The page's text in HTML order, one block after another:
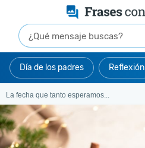
Día de los padres Reflexión
La fecha que tanto esperamos...